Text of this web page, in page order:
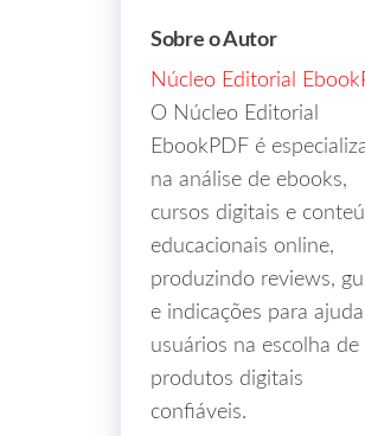
Sobre o Autor
Núcleo Editorial
O Núcleo Editorial
EbookPDF é
na análise de ebooks,
cursos digitais e
educacionais online,
produzindo reviews,
e indicações para
usuários na escolha de
produtos digitais
confiáveis.